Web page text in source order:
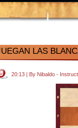
LAS
20:13 | By Nibaldo -